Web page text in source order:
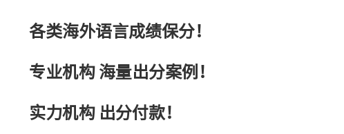
各类海外语言成绩保分！
专业机构 海量出分案例！
实力机构 出分付款！